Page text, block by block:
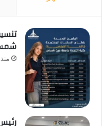
منذ 5 ساعات